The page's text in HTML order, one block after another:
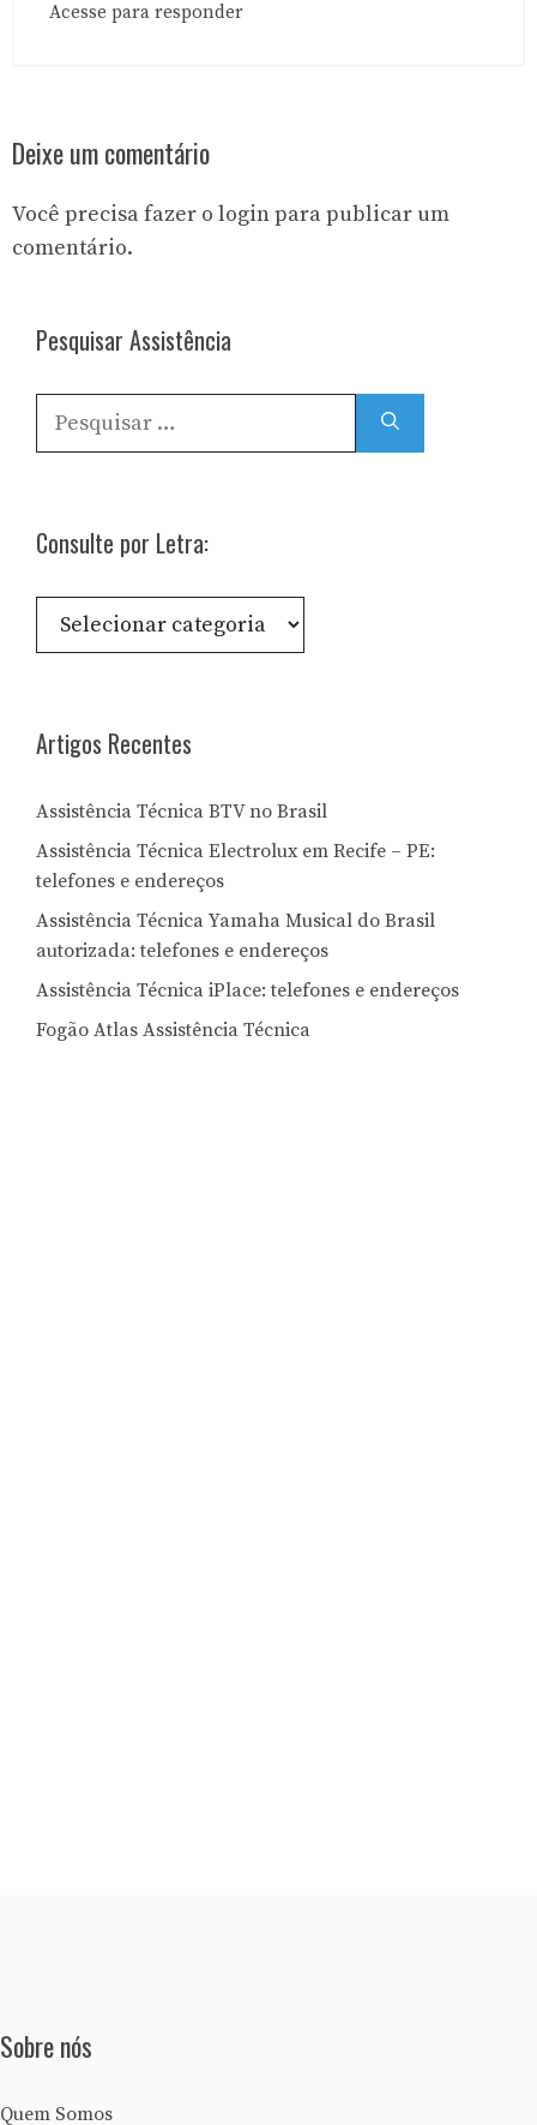
Acesse para responder
Deixe um comentário
Você precisa fazer o loginpara publicar um
comentário.
Pesquisar Assistência
Pesquisar
por:
Consulte por Letra:
Consulte
Artigos Recentes
Assistência Técnica BTV no Brasil
Assistência Técnica Electrolux em Recife – PE:
telefones e endereços
Assistência Técnica Yamaha Musical do Brasil
autorizada: telefones e endereços
Assistência Técnica iPlace: telefones e endereços
Fogão Atlas Assistência Técnica
Sobre nós
Quem Somos